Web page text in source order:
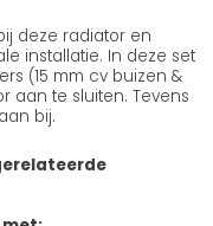
deze radiator en
installatie. In deze set
(15 mm cv buizen &
aan te sluiten. Tevens
bij.